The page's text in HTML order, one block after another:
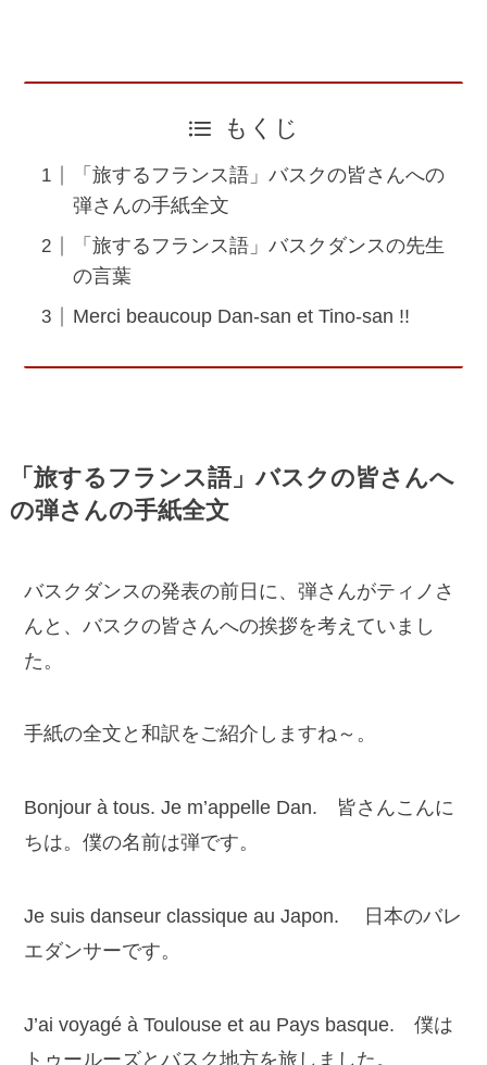
もくじ
「旅するフランス語」バスクの皆さんへの
弾さんの手紙全文
「旅するフランス語」バスクダンスの先生
の言葉
Merci beaucoup Dan-san et Tino-san !!
「旅するフランス語」バスクの皆さんへ
の弾さんの手紙全文
バスクダンスの発表の前日に、弾さんがティノさ
んと、バスクの皆さんへの挨拶を考えていまし
た。
手紙の全文と和訳をご紹介しますね～。
Bonjour à tous. Je m’appelle Dan. 皆さんこんに
ちは。僕の名前は弾です。
Je suis danseur classique au Japon. 日本のバレ
エダンサーです。
J’ai voyagé à Toulouse et au Pays basque. 僕は
トゥールーズとバスク地方を旅しました。